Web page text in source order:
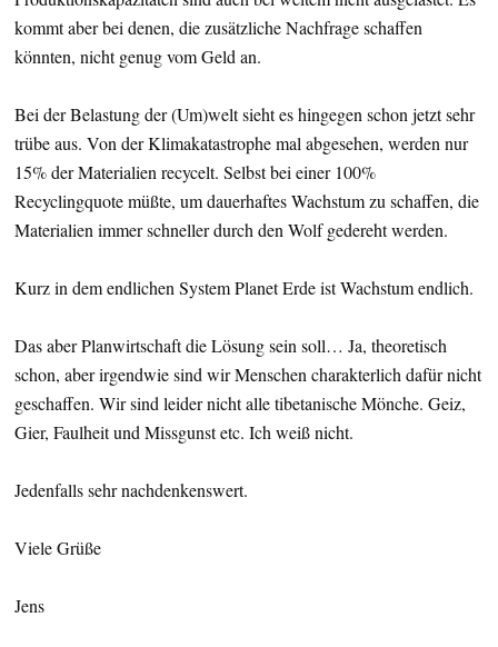
kommt aber bei denen, die zusätzliche Nachfrage schaffen
könnten, nicht genug vom Geld an.
Bei der Belastung der (Um)welt sieht es hingegen schon jetzt sehr
trübe aus. Von der Klimakatastrophe mal abgesehen, werden nur
15% der Materialien recycelt. Selbst bei einer 100%
Recyclingquote müßte, um dauerhaftes Wachstum zu schaffen, die
Materialien immer schneller durch den Wolf gedereht werden.
Kurz in dem endlichen System Planet Erde ist Wachstum endlich.
Das aber Planwirtschaft die Lösung sein soll… Ja, theoretisch
schon, aber irgendwie sind wir Menschen charakterlich dafür nicht
geschaffen. Wir sind leider nicht alle tibetanische Mönche. Geiz,
Gier, Faulheit und Missgunst etc. Ich weiß nicht.
Jedenfalls sehr nachdenkenswert.
Viele Grüße
Jens